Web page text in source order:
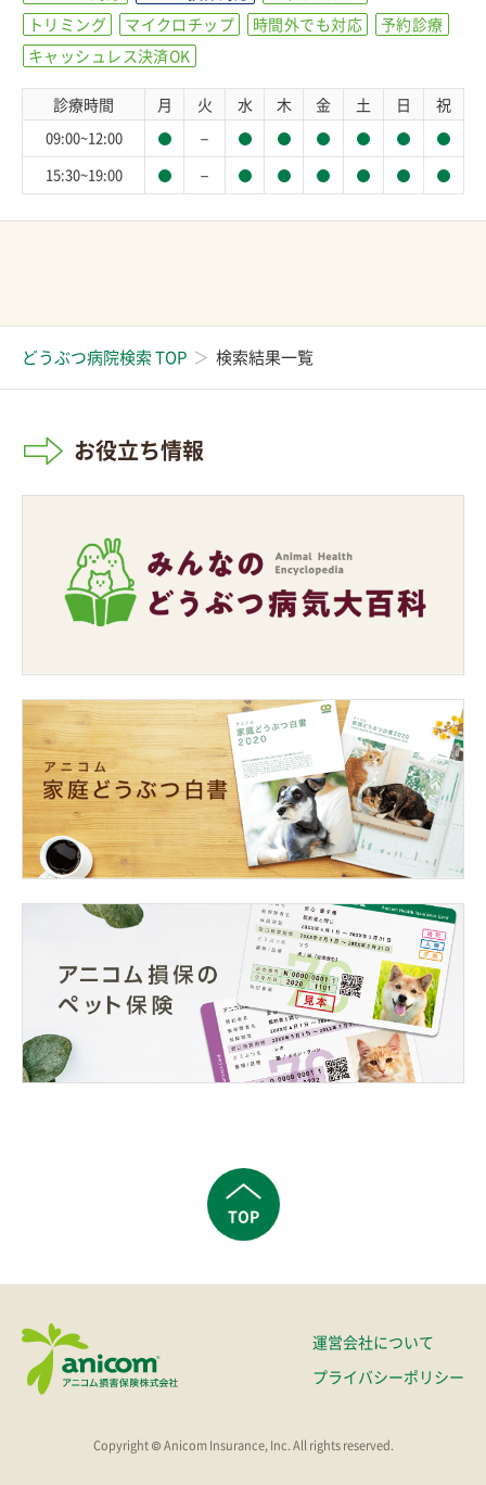
トリミング
マイクロチップ 時間外でも対応
予約診療
キャッシュレス決済OK
診療時間 月 火 水 木 金 土 日 祝
09:00~12:00 －
15:30~19:00 －
どうぶつ病院検索 TOP 検索結果一覧
お役立ち情報
TOP
運営会社について
プライバシーポリシー
Copyright © Anicom Insurance, Inc. All rights reserved.